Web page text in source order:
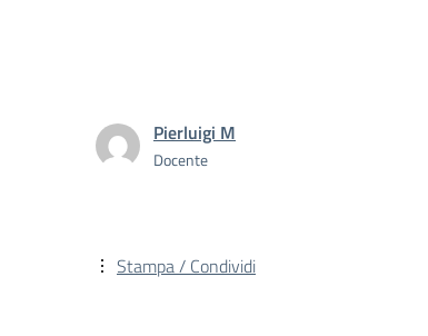
Pierluigi M
Docente
Stampa / Condividi